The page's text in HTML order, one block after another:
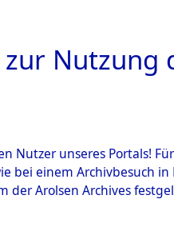
Nutzung
Nutzer unseres Portals!
bei einem Archivbesuch
der Arolsen Archives